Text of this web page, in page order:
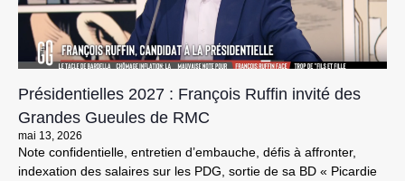
Présidentielles 2027 : François Ruffin invité des
Grandes Gueules de RMC
mai 13, 2026
Note confidentielle, entretien d’embauche, défis à affronter,
indexation des salaires sur les PDG, sortie de sa BD « Picardie